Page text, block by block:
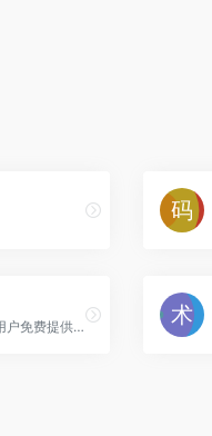
书舟搜索（原kindle吧）为kindle用户免费提供海量丰富的电子书籍在线搜索与下载服务，包括mobi/azw3/epub格式，欢迎您的来访。